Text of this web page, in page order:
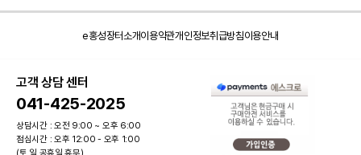
e홍성장터소개이용약관개인정보취급방침이용안내
고객 상담 센터
041-425-2025
상담시간 : 오전 9:00 ~ 오후 6:00
점심시간 : 오후 12:00 - 오후 1:00